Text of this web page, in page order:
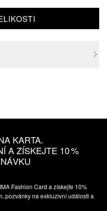
KARTA.
A ZÍSKEJTE 10 %
Fashion Card a získejte 10%
pozvánky na exkluzivní události a